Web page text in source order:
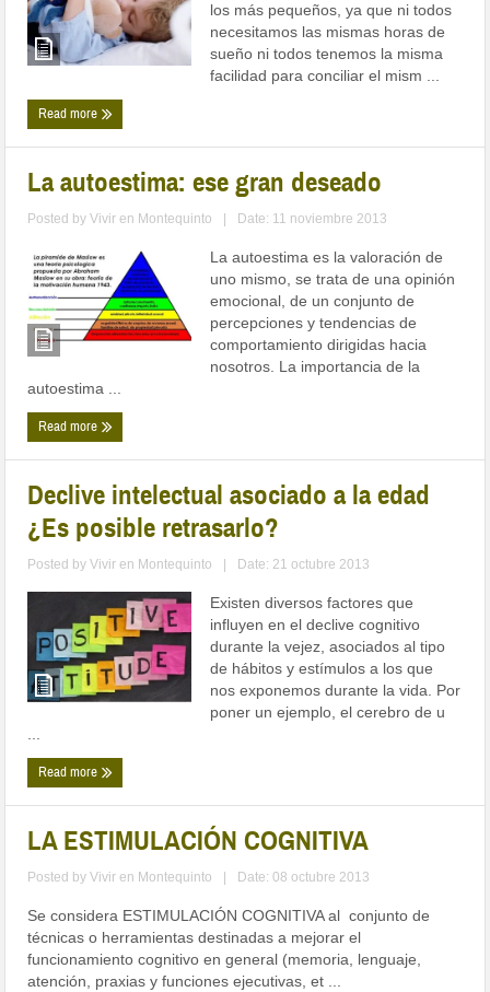
los más pequeños, ya que ni todos
necesitamos las mismas horas de
sueño ni todos tenemos la misma
facilidad para conciliar el mism ...
Read more
La autoestima: ese gran deseado
Posted byVivir en Montequinto Date: 11 noviembre 2013
La autoestima es la valoración de
uno mismo, se trata de una opinión
emocional, de un conjunto de
percepciones y tendencias de
comportamiento dirigidas hacia
nosotros. La importancia de la
autoestima ...
Read more
Declive intelectual asociado a la edad
¿Es posible retrasarlo?
Posted byVivir en Montequinto Date: 21 octubre 2013
Existen diversos factores que
influyen en el declive cognitivo
durante la vejez, asociados al tipo
de hábitos y estímulos a los que
nos exponemos durante la vida. Por
poner un ejemplo, el cerebro de u
...
Read more
LA ESTIMULACIÓN COGNITIVA
Posted byVivir en Montequinto Date: 08 octubre 2013
Se considera ESTIMULACIÓN COGNITIVA al conjunto de
técnicas o herramientas destinadas a mejorar el
funcionamiento cognitivo en general (memoria, lenguaje,
atención, praxias y funciones ejecutivas, et ...